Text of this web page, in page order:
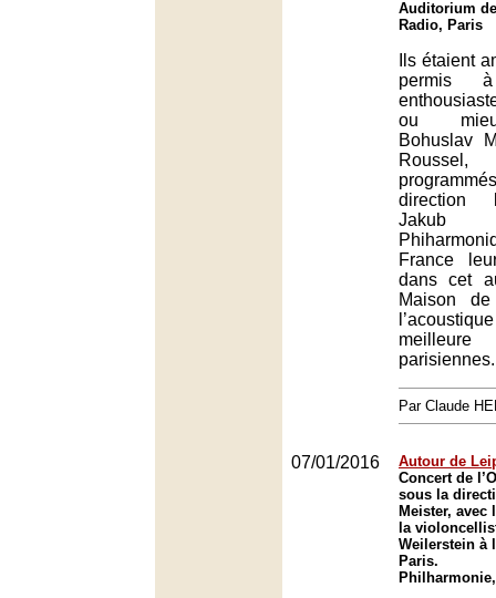
Auditorium
Radio, Paris
Ils étaient
permis
ou
Bohuslav
Roussel,
direction
Jakub
France
dans cet
Maison
parisiennes.
Par Claude
07/01/2016
Autour de
Concert de
sous la
Meister,
la
Weilerstein à
Paris.